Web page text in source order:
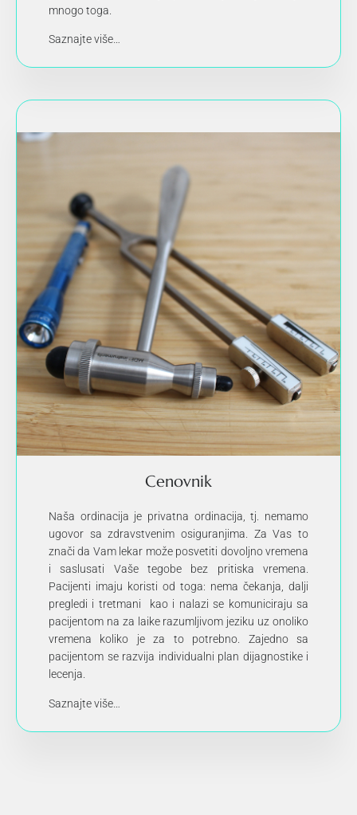
mnogo toga.
Saznajte više…
Cenovnik
Naša ordinacija je privatna ordinacija, tj. nemamo
ugovor sa zdravstvenim osiguranjima. Za Vas to
znači da Vam lekar može posvetiti dovoljno vremena
i saslusati Vaše tegobe bez pritiska vremena.
Pacijenti imaju koristi od toga: nema čekanja, dalji
pregledi i tretmani kao i nalazi se komuniciraju sa
pacijentom na za laike razumljivom jeziku uz onoliko
vremena koliko je za to potrebno. Zajedno sa
pacijentom se razvija individualni plan dijagnostike i
lecenja.
Saznajte više…